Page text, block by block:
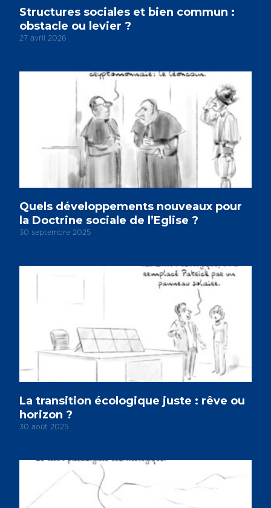
Structures sociales et bien commun :
obstacle ou levier ?
27 avril 2026
Quels développements nouveaux pour
la Doctrine sociale de l’Eglise ?
30 septembre 2025
La transition écologique juste : rêve ou
horizon ?
30 août 2025